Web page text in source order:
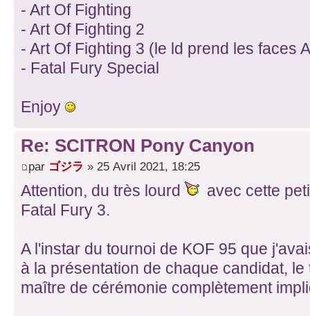
- Art Of Fighting
- Art Of Fighting 2
- Art Of Fighting 3 (le ld prend les faces
- Fatal Fury Special
Enjoy
Re: SCITRON Pony Canyon
par ゴジラ » 25 Avril 2021, 18:25
Attention, du très lourd
avec cette
Fatal Fury 3.
A l'instar du tournoi de KOF 95 que
à la présentation de chaque candidat,
maître de cérémonie complètement